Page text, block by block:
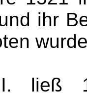
ihr
ließ